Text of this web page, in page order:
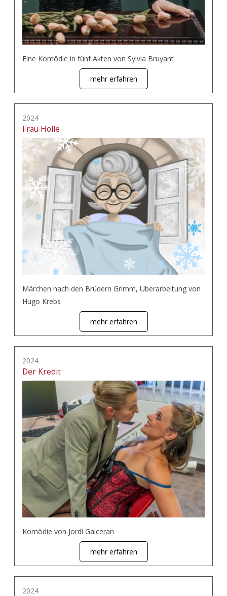
Eine Komödie in fünf Akten von Sylvia Bruyant
mehr erfahren
2024
Frau Holle
Märchen nach den Brüdern Grimm, Überarbeitung von
Hugo Krebs
mehr erfahren
2024
Der Kredit
Komödie von Jordi Galceran
mehr erfahren
2024